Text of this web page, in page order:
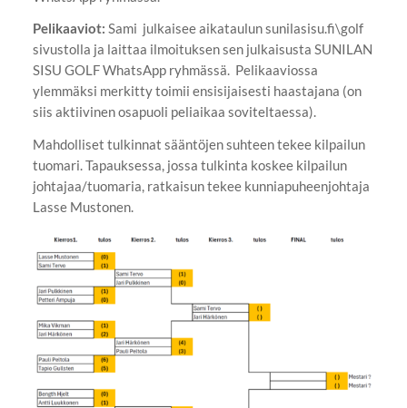
Pelikaaviot: Sami julkaisee aikataulun sunilasisu.fi\golf
sivustolla ja laittaa ilmoituksen sen julkaisusta SUNILAN
SISU GOLF WhatsApp ryhmässä. Pelikaaviossa
ylemmäksi merkitty toimii ensisijaisesti haastajana (on
siis aktiivinen osapuoli peliaikaa soviteltaessa).
Mahdolliset tulkinnat sääntöjen suhteen tekee kilpailun
tuomari. Tapauksessa, jossa tulkinta koskee kilpailun
johtajaa/tuomaria, ratkaisun tekee kunniapuheenjohtaja
Lasse Mustonen.